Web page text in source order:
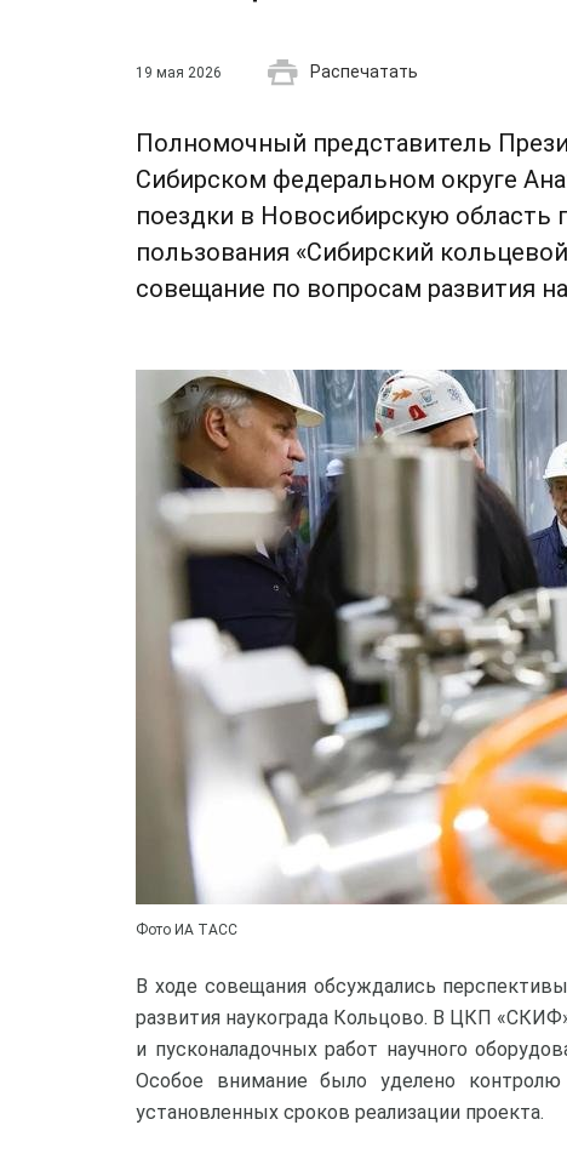
19 мая 2026 Распечатать
Полномочный представитель
Сибирском федеральном округе
поездки в Новосибирскую область
пользования «Сибирский
совещание по вопросам развития
Фото ИА ТАСС
В ходе совещания обсуждались
развития наукограда Кольцово. В ЦКП
и пусконаладочных работ научного
Особое внимание было уделено
установленных сроков реализации проекта.